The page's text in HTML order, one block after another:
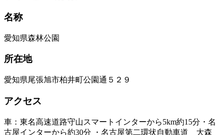
名称
愛知県森林公園
所在地
愛知県尾張旭市柏井町公園通５２９
アクセス
車：東名高速道路守山スマートインターから5km約15分・名
古屋インターから約30分 ・名古屋第二環状自動車道 大森